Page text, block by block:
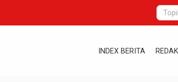
INDEX BERITA